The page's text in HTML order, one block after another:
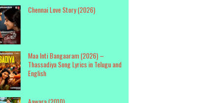
Chennai Love Story (2026)
Maa Inti Bangaaram (2026) –
Thassadiya Song Lyrics in Telugu and
English